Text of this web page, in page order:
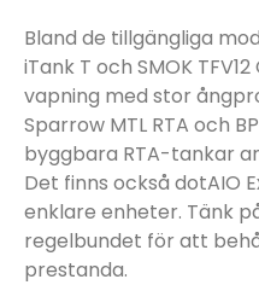
Bland de tillgängliga
iTank T och SMOK
vapning med stor
Sparrow MTL RTA och
byggbara RTA-tankar
Det finns också dotAIO
enklare enheter. Tänk
regelbundet för att
prestanda.